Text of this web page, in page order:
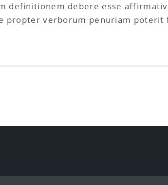
definitionem debere esse
propter verborum penuriam poterit